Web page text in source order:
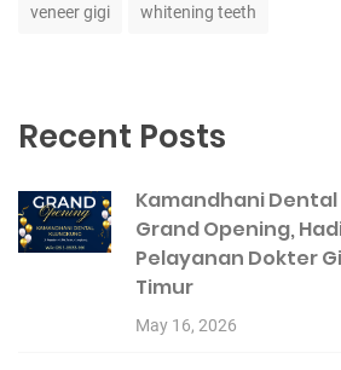
veneer gigi whitening teeth
Recent Posts
Kamandhani Dental
Grand Opening,
Pelayanan Dokter
Timur
May 16, 2026